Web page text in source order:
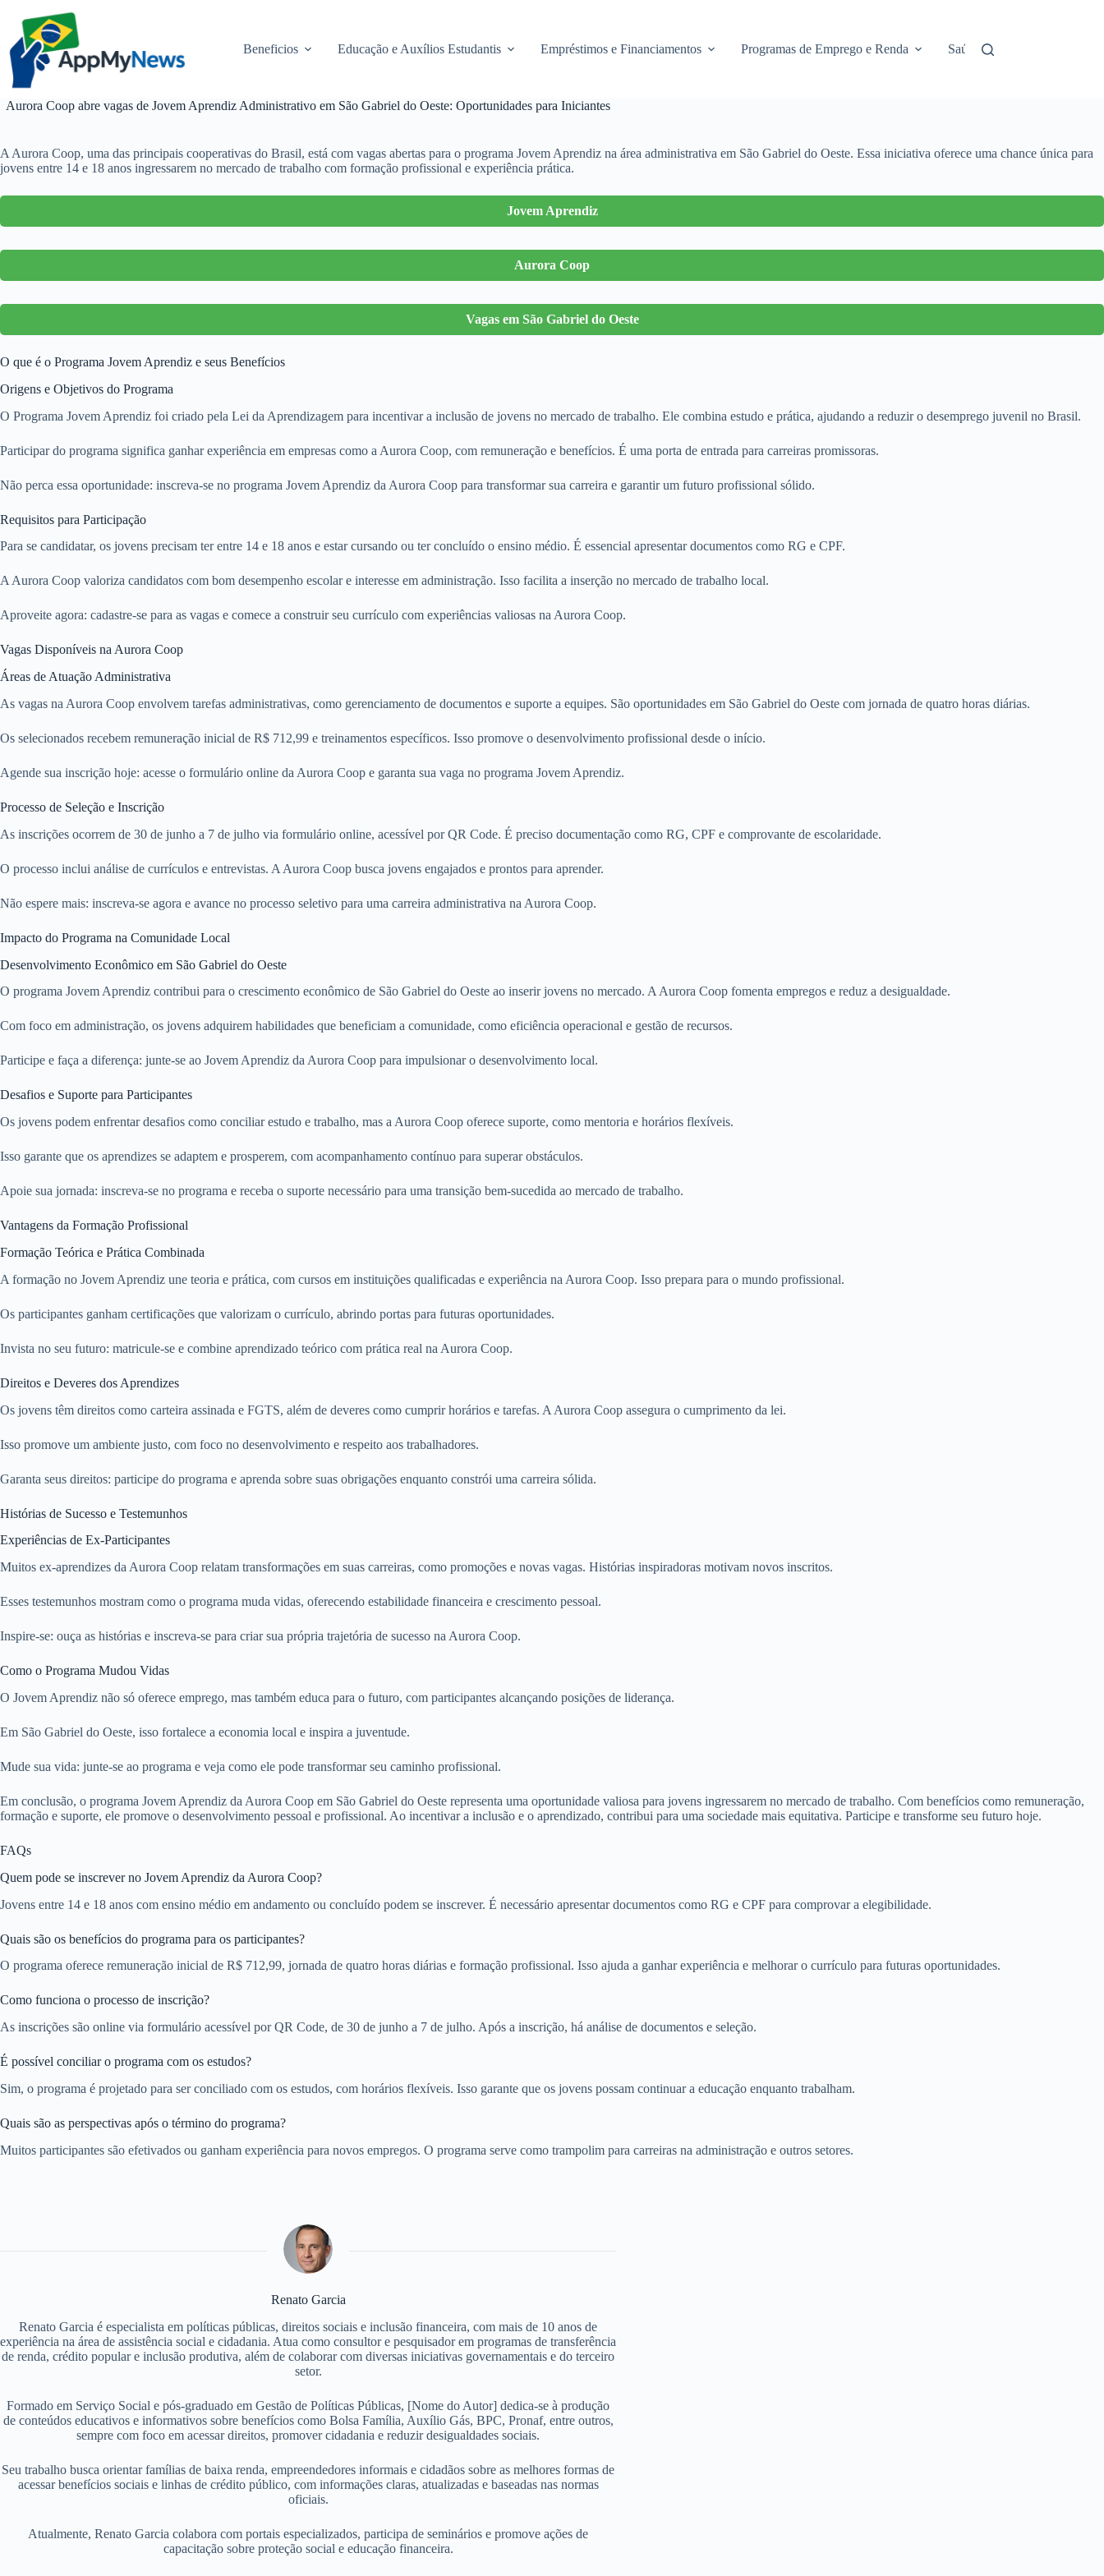
conteúdo
Beneficios Educação e Auxílios Estudantis Empréstimos e Financiamentos Programas de Emprego e Renda Saúde e Assistência
Aurora Coop abre vagas de Jovem Aprendiz Administrativo em São Gabriel do Oeste: Oportunidades para Iniciantes
A Aurora Coop, uma das principais cooperativas do Brasil, está com vagas abertas para o programa Jovem Aprendiz na área administrativa em São Gabriel do Oeste. Essa iniciativa oferece uma chance única para
jovens entre 14 e 18 anos ingressarem no mercado de trabalho com formação profissional e experiência prática.
Jovem Aprendiz
Aurora Coop
Vagas em São Gabriel do Oeste
O que é o Programa Jovem Aprendiz e seus Benefícios
Origens e Objetivos do Programa
O Programa Jovem Aprendiz foi criado pela Lei da Aprendizagem para incentivar a inclusão de jovens no mercado de trabalho. Ele combina estudo e prática, ajudando a reduzir o desemprego juvenil no Brasil.
Participar do programa significa ganhar experiência em empresas como a Aurora Coop, com remuneração e benefícios. É uma porta de entrada para carreiras promissoras.
Não perca essa oportunidade: inscreva-se no programa Jovem Aprendiz da Aurora Coop para transformar sua carreira e garantir um futuro profissional sólido.
Requisitos para Participação
Para se candidatar, os jovens precisam ter entre 14 e 18 anos e estar cursando ou ter concluído o ensino médio. É essencial apresentar documentos como RG e CPF.
A Aurora Coop valoriza candidatos com bom desempenho escolar e interesse em administração. Isso facilita a inserção no mercado de trabalho local.
Aproveite agora: cadastre-se para as vagas e comece a construir seu currículo com experiências valiosas na Aurora Coop.
Vagas Disponíveis na Aurora Coop
Áreas de Atuação Administrativa
As vagas na Aurora Coop envolvem tarefas administrativas, como gerenciamento de documentos e suporte a equipes. São oportunidades em São Gabriel do Oeste com jornada de quatro horas diárias.
Os selecionados recebem remuneração inicial de R$ 712,99 e treinamentos específicos. Isso promove o desenvolvimento profissional desde o início.
Agende sua inscrição hoje: acesse o formulário online da Aurora Coop e garanta sua vaga no programa Jovem Aprendiz.
Processo de Seleção e Inscrição
As inscrições ocorrem de 30 de junho a 7 de julho via formulário online, acessível por QR Code. É preciso documentação como RG, CPF e comprovante de escolaridade.
O processo inclui análise de currículos e entrevistas. A Aurora Coop busca jovens engajados e prontos para aprender.
Não espere mais: inscreva-se agora e avance no processo seletivo para uma carreira administrativa na Aurora Coop.
Impacto do Programa na Comunidade Local
Desenvolvimento Econômico em São Gabriel do Oeste
O programa Jovem Aprendiz contribui para o crescimento econômico de São Gabriel do Oeste ao inserir jovens no mercado. A Aurora Coop fomenta empregos e reduz a desigualdade.
Com foco em administração, os jovens adquirem habilidades que beneficiam a comunidade, como eficiência operacional e gestão de recursos.
Participe e faça a diferença: junte-se ao Jovem Aprendiz da Aurora Coop para impulsionar o desenvolvimento local.
Desafios e Suporte para Participantes
Os jovens podem enfrentar desafios como conciliar estudo e trabalho, mas a Aurora Coop oferece suporte, como mentoria e horários flexíveis.
Isso garante que os aprendizes se adaptem e prosperem, com acompanhamento contínuo para superar obstáculos.
Apoie sua jornada: inscreva-se no programa e receba o suporte necessário para uma transição bem-sucedida ao mercado de trabalho.
Vantagens da Formação Profissional
Formação Teórica e Prática Combinada
A formação no Jovem Aprendiz une teoria e prática, com cursos em instituições qualificadas e experiência na Aurora Coop. Isso prepara para o mundo profissional.
Os participantes ganham certificações que valorizam o currículo, abrindo portas para futuras oportunidades.
Invista no seu futuro: matricule-se e combine aprendizado teórico com prática real na Aurora Coop.
Direitos e Deveres dos Aprendizes
Os jovens têm direitos como carteira assinada e FGTS, além de deveres como cumprir horários e tarefas. A Aurora Coop assegura o cumprimento da lei.
Isso promove um ambiente justo, com foco no desenvolvimento e respeito aos trabalhadores.
Garanta seus direitos: participe do programa e aprenda sobre suas obrigações enquanto constrói uma carreira sólida.
Histórias de Sucesso e Testemunhos
Experiências de Ex-Participantes
Muitos ex-aprendizes da Aurora Coop relatam transformações em suas carreiras, como promoções e novas vagas. Histórias inspiradoras motivam novos inscritos.
Esses testemunhos mostram como o programa muda vidas, oferecendo estabilidade financeira e crescimento pessoal.
Inspire-se: ouça as histórias e inscreva-se para criar sua própria trajetória de sucesso na Aurora Coop.
Como o Programa Mudou Vidas
O Jovem Aprendiz não só oferece emprego, mas também educa para o futuro, com participantes alcançando posições de liderança.
Em São Gabriel do Oeste, isso fortalece a economia local e inspira a juventude.
Mude sua vida: junte-se ao programa e veja como ele pode transformar seu caminho profissional.
Em conclusão, o programa Jovem Aprendiz da Aurora Coop em São Gabriel do Oeste representa uma oportunidade valiosa para jovens ingressarem no mercado de trabalho. Com benefícios como remuneração,
formação e suporte, ele promove o desenvolvimento pessoal e profissional. Ao incentivar a inclusão e o aprendizado, contribui para uma sociedade mais equitativa. Participe e transforme seu futuro hoje.
FAQs
Quem pode se inscrever no Jovem Aprendiz da Aurora Coop?
Jovens entre 14 e 18 anos com ensino médio em andamento ou concluído podem se inscrever. É necessário apresentar documentos como RG e CPF para comprovar a elegibilidade.
Quais são os benefícios do programa para os participantes?
O programa oferece remuneração inicial de R$ 712,99, jornada de quatro horas diárias e formação profissional. Isso ajuda a ganhar experiência e melhorar o currículo para futuras oportunidades.
Como funciona o processo de inscrição?
As inscrições são online via formulário acessível por QR Code, de 30 de junho a 7 de julho. Após a inscrição, há análise de documentos e seleção.
É possível conciliar o programa com os estudos?
Sim, o programa é projetado para ser conciliado com os estudos, com horários flexíveis. Isso garante que os jovens possam continuar a educação enquanto trabalham.
Quais são as perspectivas após o término do programa?
Muitos participantes são efetivados ou ganham experiência para novos empregos. O programa serve como trampolim para carreiras na administração e outros setores.
Renato Garcia
Renato Garcia é especialista em políticas públicas, direitos sociais e inclusão financeira, com mais de 10 anos de
experiência na área de assistência social e cidadania. Atua como consultor e pesquisador em programas de transferência
de renda, crédito popular e inclusão produtiva, além de colaborar com diversas iniciativas governamentais e do terceiro
setor.
Formado em Serviço Social e pós-graduado em Gestão de Políticas Públicas, [Nome do Autor] dedica-se à produção
de conteúdos educativos e informativos sobre benefícios como Bolsa Família, Auxílio Gás, BPC, Pronaf, entre outros,
sempre com foco em acessar direitos, promover cidadania e reduzir desigualdades sociais.
Seu trabalho busca orientar famílias de baixa renda, empreendedores informais e cidadãos sobre as melhores formas de
acessar benefícios sociais e linhas de crédito público, com informações claras, atualizadas e baseadas nas normas
oficiais.
Atualmente, Renato Garcia colabora com portais especializados, participa de seminários e promove ações de
capacitação sobre proteção social e educação financeira.